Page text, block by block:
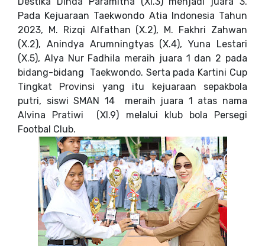
Pada Kejuaraan Taekwondo Atia Indonesia Tahun
2023, M. Rizqi Alfathan (X.2), M. Fakhri Zahwan
(X.2), Anindya Arumningtyas (X.4), Yuna Lestari
(X.5), Alya Nur Fadhila meraih juara 1 dan 2 pada
bidang-bidang Taekwondo. Serta pada Kartini Cup
Tingkat Provinsi yang itu kejuaraan sepakbola
putri, siswi SMAN 14 meraih juara 1 atas nama
Alvina Pratiwi (XI.9) melalui klub bola Persegi
Footbal Club.